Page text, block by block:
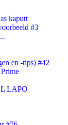
kaputt
#3
en -tips) #42
LAPO